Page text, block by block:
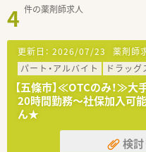
4 件の薬剤師求人
更新日： 2026/07/23 薬剤師
パート・アルバイト
ドラッグ
【五條市】≪OTCのみ！≫
20時間勤務～社保加入可
ん★
検